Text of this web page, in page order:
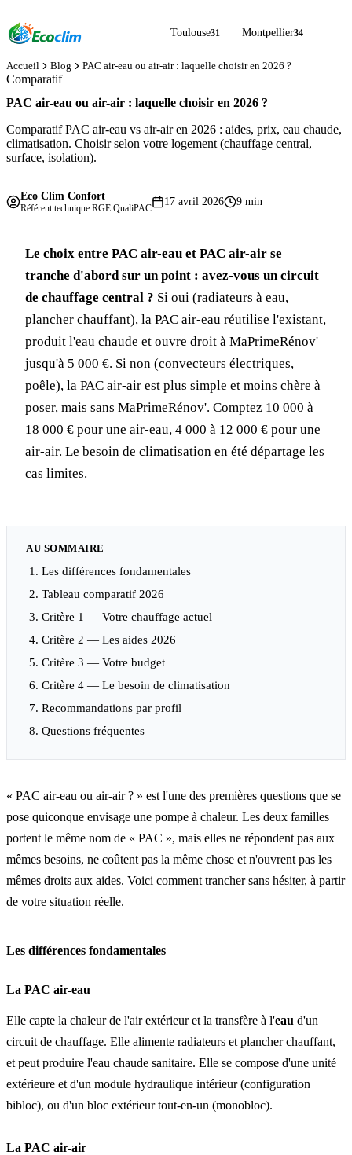
Toulouse31 Montpellier34
Accueil Blog PAC air-eau ou air-air : laquelle choisir en 2026 ?
Comparatif
PAC air-eau ou air-air : laquelle choisir en 2026 ?
Comparatif PAC air-eau vs air-air en 2026 : aides, prix, eau chaude,
climatisation. Choisir selon votre logement (chauffage central,
surface, isolation).
Eco Clim Confort
Référent technique RGE QualiPAC
17 avril 2026 9 min
Le choix entre PAC air-eau et PAC air-air se
tranche d'abord sur un point : avez-vous un circuit
de chauffage central ? Si oui (radiateurs à eau,
plancher chauffant), la PAC air-eau réutilise l'existant,
produit l'eau chaude et ouvre droit à MaPrimeRénov'
jusqu'à 5 000 €. Si non (convecteurs électriques,
poêle), la PAC air-air est plus simple et moins chère à
poser, mais sans MaPrimeRénov'. Comptez 10 000 à
18 000 € pour une air-eau, 4 000 à 12 000 € pour une
air-air. Le besoin de climatisation en été départage les
cas limites.
AU SOMMAIRE
Les différences fondamentales
Tableau comparatif 2026
Critère 1 — Votre chauffage actuel
Critère 2 — Les aides 2026
Critère 3 — Votre budget
Critère 4 — Le besoin de climatisation
Recommandations par profil
Questions fréquentes
« PAC air-eau ou air-air ? » est l'une des premières questions que se
pose quiconque envisage une pompe à chaleur. Les deux familles
portent le même nom de « PAC », mais elles ne répondent pas aux
mêmes besoins, ne coûtent pas la même chose et n'ouvrent pas les
mêmes droits aux aides. Voici comment trancher sans hésiter, à partir
de votre situation réelle.
Les différences fondamentales
La PAC air-eau
Elle capte la chaleur de l'air extérieur et la transfère à l'eau d'un
circuit de chauffage. Elle alimente radiateurs et plancher chauffant,
et peut produire l'eau chaude sanitaire. Elle se compose d'une unité
extérieure et d'un module hydraulique intérieur (configuration
bibloc), ou d'un bloc extérieur tout-en-un (monobloc).
La PAC air-air